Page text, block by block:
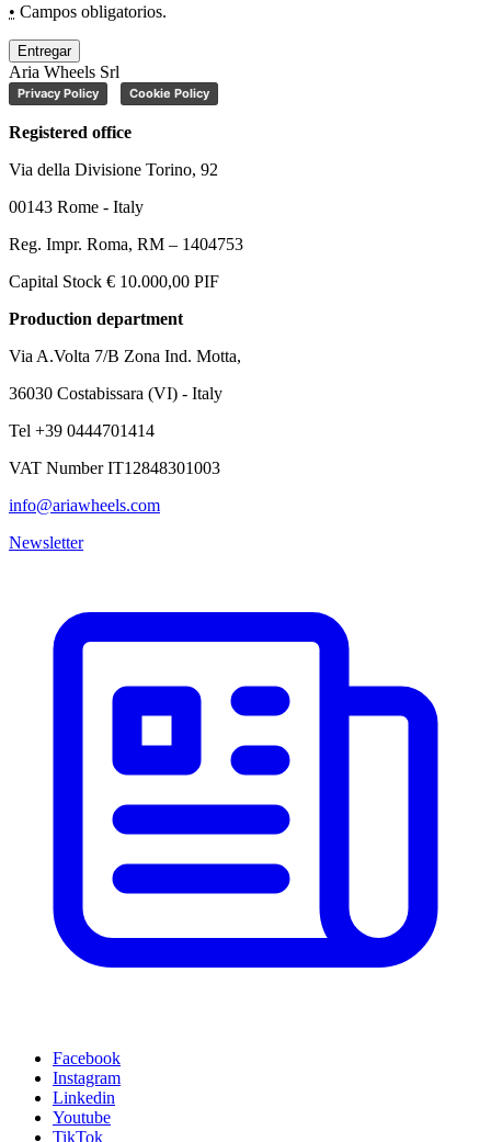
• Campos obligatorios.
Entregar
Aria Wheels Srl
Privacy Policy Cookie Policy
Registered office
Via della Divisione Torino, 92
00143 Rome - Italy
Reg. Impr. Roma, RM – 1404753
Capital Stock € 10.000,00 PIF
Production department
Via A.Volta 7/B Zona Ind. Motta,
36030 Costabissara (VI) - Italy
Tel +39 0444701414
VAT Number IT12848301003
info@ariawheels.com
Newsletter
Facebook
Instagram
Linkedin
Youtube
TikTok